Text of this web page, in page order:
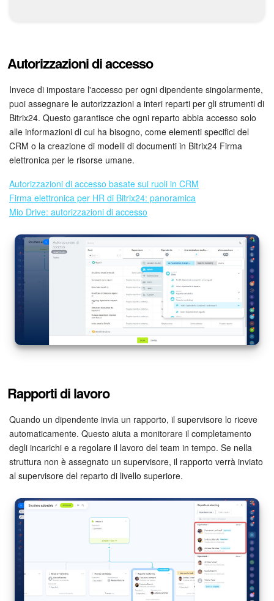
Siti e store
Online store
Dipendenti
Knowledge base
Firma elettronica per HR
Automazione
Flussi di lavoro
Marketing
Mio profilo
Impostazioni
Enterprise
Bitrix24 On-Premise
Bitrix24 Messenger
Domande generali
Autorizzazioni di accesso
Invece di impostare l'accesso per ogni dipendente singolarmente,
puoi assegnare le autorizzazioni a interi reparti per gli strumenti di
Bitrix24. Questo garantisce che ogni reparto abbia accesso solo
alle informazioni di cui ha bisogno, come elementi specifici del
CRM o la creazione di modelli di documenti in Bitrix24 Firma
elettronica per le risorse umane.
Autorizzazioni di accesso basate sui ruoli in CRM
Firma elettronica per HR di Bitrix24: panoramica
Mio Drive: autorizzazioni di accesso
Rapporti di lavoro
Quando un dipendente invia un rapporto, il supervisore lo riceve
automaticamente. Questo aiuta a monitorare il completamento
degli incarichi e a regolare il lavoro del team in tempo. Se nella
struttura non è assegnato un supervisore, il rapporto verrà inviato
al supervisore del reparto di livello superiore.